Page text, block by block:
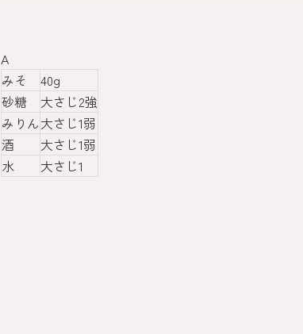
A
みそ
40g
砂糖
大さじ2強
みりん大さじ1弱
酒
大さじ1弱
水
大さじ1